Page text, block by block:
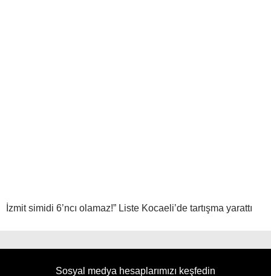
İzmit simidi 6’ncı olamaz!” Liste Kocaeli’de tartışma yarattı
Sosyal medya hesaplarımızı keşfedin